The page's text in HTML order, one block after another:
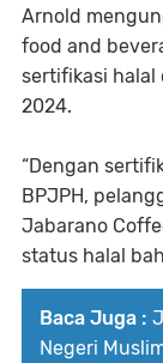
Arnold
food and
sertifikasi halal
2024.
“Dengan
BPJPH,
Jabarano
status halal
Baca Juga :
Negeri